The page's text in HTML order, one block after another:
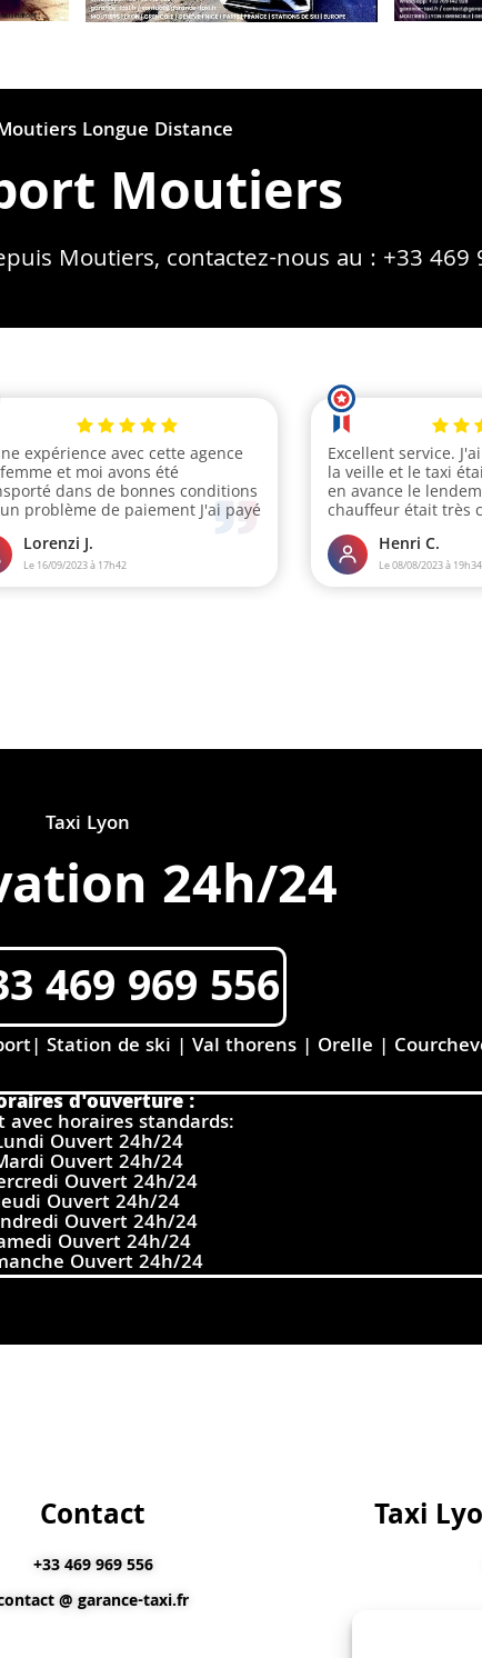
Longue Distance
Moutiers
Moutiers, contactez-nous au : +33 469
Taxi Lyon
24h/24
469 969 556
Station de ski | Val thorens | Orelle |
d'ouverture :
avec horaires standards:
Ouvert 24h/24
Ouvert 24h/24
Ouvert 24h/24
Ouvert 24h/24
Ouvert 24h/24
Ouvert 24h/24
Ouvert 24h/24
Contact
+33 469 969 556
@ garance-taxi.fr
Taxi